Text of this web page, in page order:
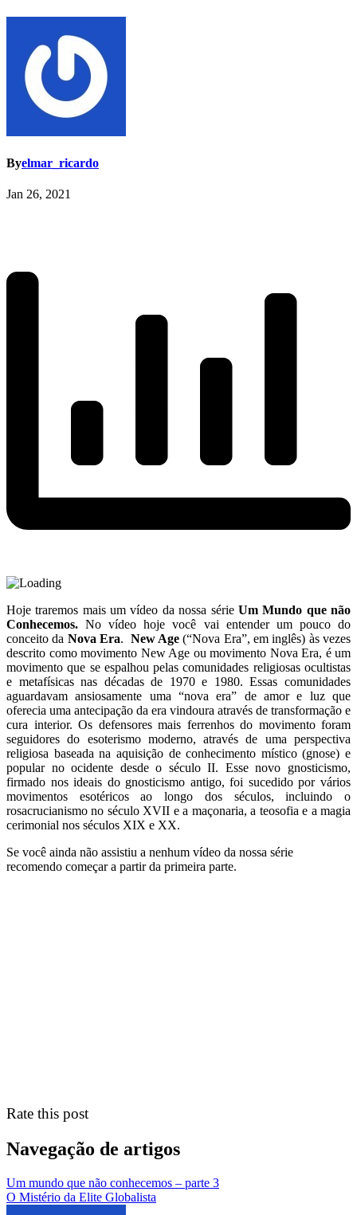
Byelmar_ricardo
Jan 26, 2021
Hoje traremos mais um vídeo da nossa série Um Mundo que não
Conhecemos. No vídeo hoje você vai entender um pouco do
conceito da Nova Era. New Age (“Nova Era”, em inglês) às vezes
descrito como movimento New Age ou movimento Nova Era, é um
movimento que se espalhou pelas comunidades religiosas ocultistas
e metafísicas nas décadas de 1970 e 1980. Essas comunidades
aguardavam ansiosamente uma “nova era” de amor e luz que
oferecia uma antecipação da era vindoura através de transformação e
cura interior. Os defensores mais ferrenhos do movimento foram
seguidores do esoterismo moderno, através de uma perspectiva
religiosa baseada na aquisição de conhecimento místico (gnose) e
popular no ocidente desde o século II. Esse novo gnosticismo,
firmado nos ideais do gnosticismo antigo, foi sucedido por vários
movimentos esotéricos ao longo dos séculos, incluindo o
rosacrucianismo no século XVII e a maçonaria, a teosofia e a magia
cerimonial nos séculos XIX e XX.
Se você ainda não assistiu a nenhum vídeo da nossa série
recomendo começar a partir da primeira parte.
Rate this post
Navegação de artigos
Um mundo que não conhecemos – parte 3
O Mistério da Elite Globalista